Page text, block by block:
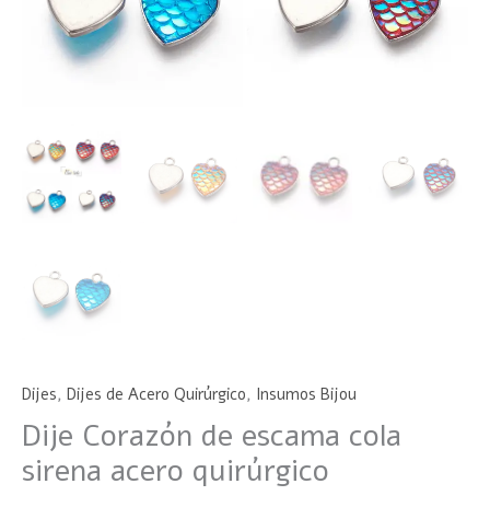
Dijes, Dijes de Acero Quirúrgico, Insumos Bijou
Dije Corazón de escama cola
sirena acero quirúrgico